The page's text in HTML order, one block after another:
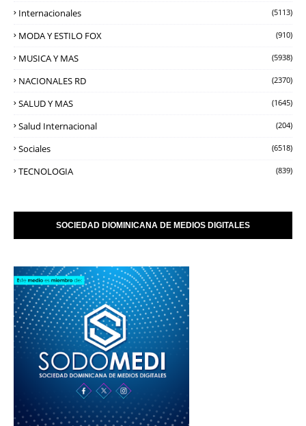
Internacionales (5113)
MODA Y ESTILO FOX (910)
MUSICA Y MAS (5938)
NACIONALES RD (2370)
SALUD Y MAS (1645)
Salud Internacional (204)
Sociales (6518)
TECNOLOGIA (839)
SOCIEDAD DIOMINICANA DE MEDIOS DIGITALES